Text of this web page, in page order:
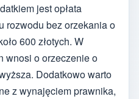
jest opłata
rozwodu bez orzekania o
600 złotych. W
wnosi o orzeczenie o
Dodatkowo warto
z wynajęciem prawnika,